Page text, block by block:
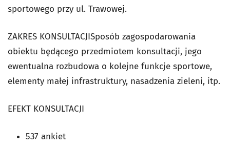
sportowego przy ul. Trawowej.
ZAKRES KONSULTACJISposób zagospodarowania
obiektu będącego przedmiotem konsultacji, jego
ewentualna rozbudowa o kolejne funkcje sportowe,
elementy małej infrastruktury, nasadzenia zieleni, itp.
EFEKT KONSULTACJI
537 ankiet